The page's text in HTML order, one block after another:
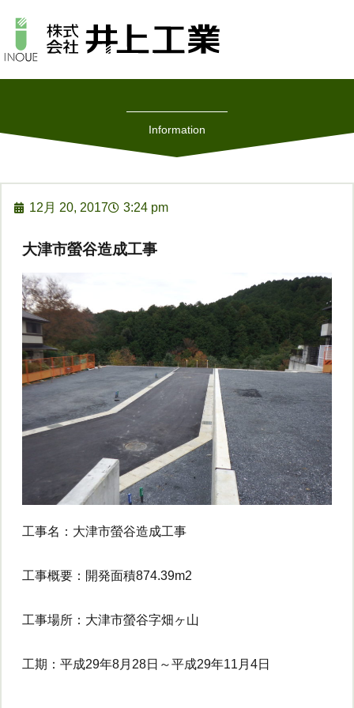
Information
12月 20, 2017 3:24 pm
大津市螢谷造成工事
工事名：大津市螢谷造成工事
工事概要：開発面積874.39m2
工事場所：大津市螢谷字畑ヶ山
工期：平成29年8月28日～平成29年11月4日